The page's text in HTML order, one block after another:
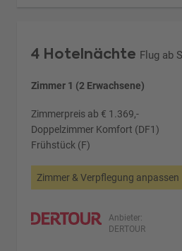
4 Hotelnächte Flug ab
Zimmer 1 (2 Erwachsene)
Zimmerpreis ab € 1.369,-
Doppelzimmer Komfort (DF1)
Frühstück (F)
Zimmer & Verpflegung anpassen
Anbieter:
DERTOUR